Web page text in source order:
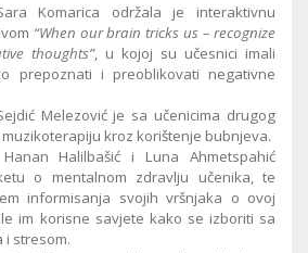
Komarica održala je interaktivnu
“When our brain tricks us – recognize
thoughts”, u kojoj su učesnici imali
prepoznati i preoblikovati negativne
Melezović je sa učenicima drugog
kroz korištenje bubnjeva.
Halilbašić i Luna Ahmetspahić
o mentalnom zdravlju učenika, te
informisanja svojih vršnjaka o ovoj
im korisne savjete kako se izboriti sa
i stresom.